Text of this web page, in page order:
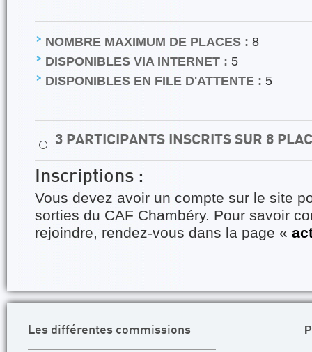
NOMBRE MAXIMUM DE PLACES : 8
DISPONIBLES VIA INTERNET : 5
DISPONIBLES EN FILE D'ATTENTE : 5
⚪ 3 PARTICIPANTS INSCRITS SUR 8
Inscriptions :
Vous devez avoir un compte sur le site
sorties du CAF Chambéry. Pour savoir
rejoindre, rendez-vous dans la page «
Les différentes commissions